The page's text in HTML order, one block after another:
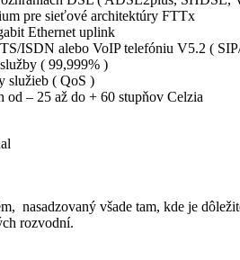
pre sieťové architektúry FTTx
Ethernet uplink
ISDN alebo VoIP telefóniu V5.2 (
( 99,999% )
služieb ( QoS )
od – 25 až do + 60 stupňov Celzia
nasadzovaný všade tam, kde je
rozvodní.